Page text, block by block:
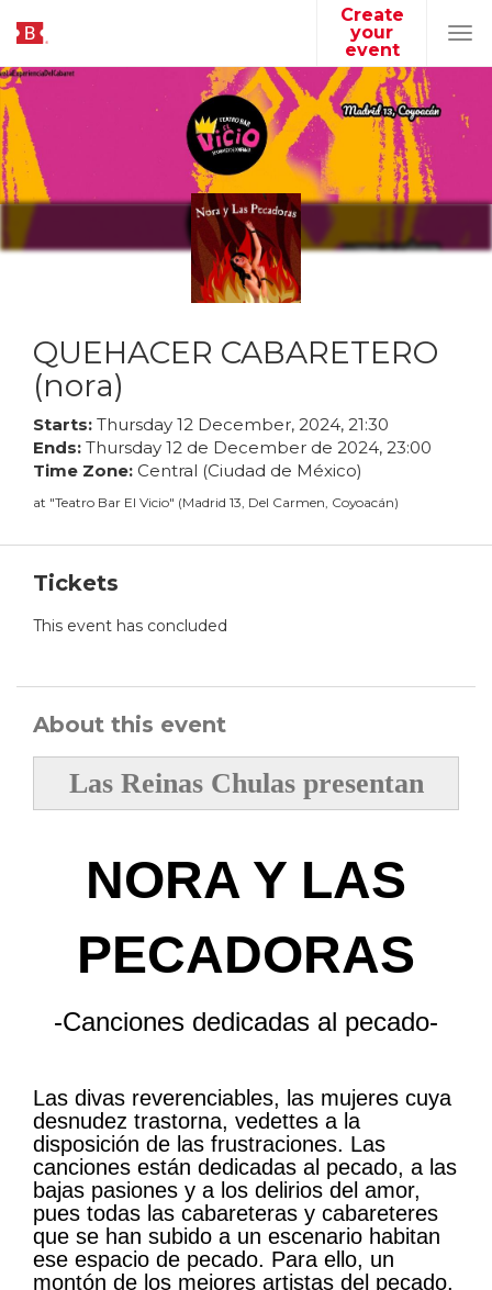
Create
your
event
QUEHACER CABARETERO
(nora)
Starts: Thursday 12 December, 2024, 21:30
Ends: Thursday 12 de December de 2024, 23:00
Time Zone: Central (Ciudad de México)
at "Teatro Bar El Vicio" (Madrid 13, Del Carmen, Coyoacán)
Tickets
This event has concluded
About this event
Las Reinas Chulas presentan
NORA Y LAS
PECADORAS
-Canciones dedicadas al pecado-
Las divas reverenciables, las mujeres cuya
desnudez trastorna, vedettes a la
disposición de las frustraciones. Las
canciones están dedicadas al pecado, a las
bajas pasiones y a los delirios del amor,
pues todas las cabareteras y cabareteres
que se han subido a un escenario habitan
ese espacio de pecado. Para ello, un
montón de los mejores artistas del pecado,